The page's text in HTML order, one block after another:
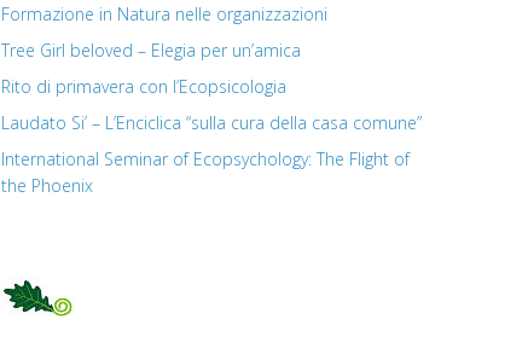
Formazione in Natura nelle organizzazioni
Tree Girl beloved – Elegia per un’amica
Rito di primavera con l’Ecopsicologia
Laudato Si’ – L’Enciclica “sulla cura della casa comune”
International Seminar of Ecopsychology: The Flight of
the Phoenix